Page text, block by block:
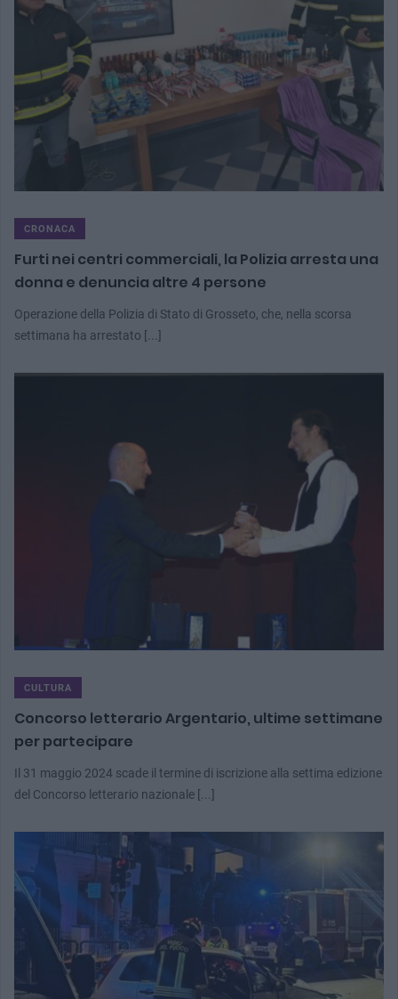
CRONACA
Furti nei centri commerciali, la Polizia arresta una
donna e denuncia altre 4 persone
Operazione della Polizia di Stato di Grosseto, che, nella scorsa
settimana ha arrestato [...]
CULTURA
Concorso letterario Argentario, ultime settimane
per partecipare
Il 31 maggio 2024 scade il termine di iscrizione alla settima edizione
del Concorso letterario nazionale [...]